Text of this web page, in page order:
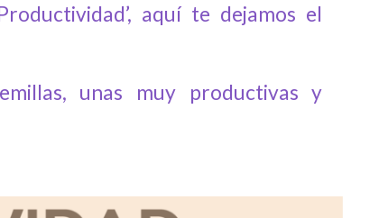
aquí te dejamos el
unas muy productivas y